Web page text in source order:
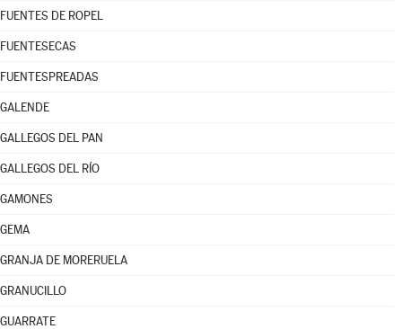
FUENTES DE ROPEL
FUENTESECAS
FUENTESPREADAS
GALENDE
GALLEGOS DEL PAN
GALLEGOS DEL RÍO
GAMONES
GEMA
GRANJA DE MORERUELA
GRANUCILLO
GUARRATE